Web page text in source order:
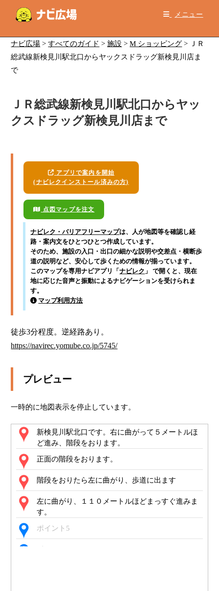
メニュー
ナビ広場 >すべてのガイド >施設 >M ショッピング >
ＪＲ
総武線新検見川駅北口からヤックスドラッグ新検見川店ま
で
ＪＲ総武線新検見川駅北口からヤッ
クスドラッグ新検見川店まで
アプリで案内を開始
(ナビレクインストール済みの方)
点図マップを注文
ナビレク・バリアフリーマップは、人が地図等を確認し経
路・案内文をひとつひとつ作成しています。
そのため、施設の入口・出口の細かな説明や交差点・横断歩
道の説明など、安心して歩くための情報が揃っています。
このマップを専用ナビアプリ「ナビレク 」 で開くと、現在
地に応じた音声と振動によるナビゲーションを受けられま
す。
マップ利用方法
https://navirec.yomube.co.jp/5745/
プレビュー
一時的に地図表示を停止しています。
新検見川駅北口です。右に曲がって５メートルほ
ど進み、階段をおります。
正面の階段をおります。
階段をおりたら左に曲がり、歩道に出ます
左に曲がり、１１０メートルほどまっすぐ進みま
す。
ポイント5